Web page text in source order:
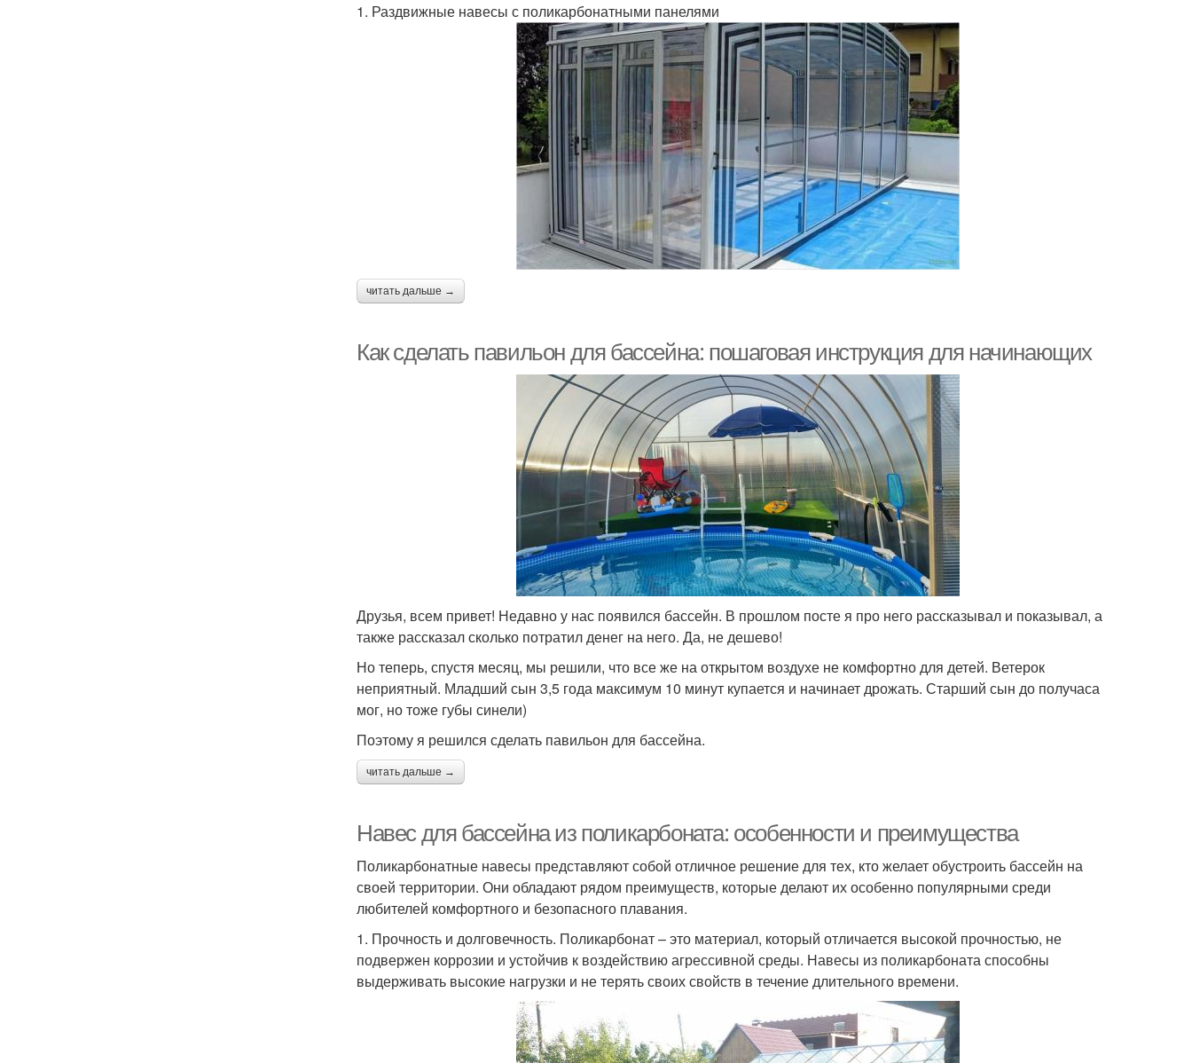
1. Раздвижные навесы с поликарбонатными панелями
читать дальше →
Как сделать павильон для бассейна: пошаговая инструкция для начинающих
Друзья, всем привет! Недавно у нас появился бассейн. В прошлом посте я про него рассказывал и показывал, а
также рассказал сколько потратил денег на него. Да, не дешево!
Но теперь, спустя месяц, мы решили, что все же на открытом воздухе не комфортно для детей. Ветерок
неприятный. Младший сын 3,5 года максимум 10 минут купается и начинает дрожать. Старший сын до получаса
мог, но тоже губы синели)
Поэтому я решился сделать павильон для бассейна.
читать дальше →
Навес для бассейна из поликарбоната: особенности и преимущества
Поликарбонатные навесы представляют собой отличное решение для тех, кто желает обустроить бассейн на
своей территории. Они обладают рядом преимуществ, которые делают их особенно популярными среди
любителей комфортного и безопасного плавания.
1. Прочность и долговечность. Поликарбонат – это материал, который отличается высокой прочностью, не
подвержен коррозии и устойчив к воздействию агрессивной среды. Навесы из поликарбоната способны
выдерживать высокие нагрузки и не терять своих свойств в течение длительного времени.